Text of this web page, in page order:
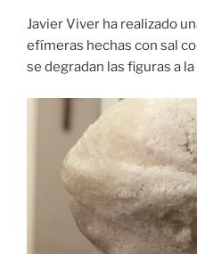
Javier Viver ha realizado
efímeras hechas con sal
se degradan las figuras a